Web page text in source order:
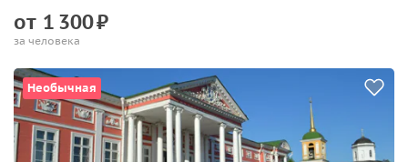
от 1 300₽
за человека
Необычная